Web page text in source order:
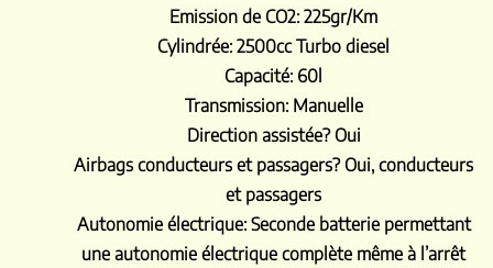
Emission de CO2: 225gr/Km
Cylindrée: 2500cc Turbo diesel
Capacité: 60l
Transmission:Manuelle
Direction assistée?Oui
Airbags conducteurs et passagers?Oui, conducteurs
et passagers
Autonomie électrique:Seconde batterie permettant
une autonomie électrique complète même à l’arrêt